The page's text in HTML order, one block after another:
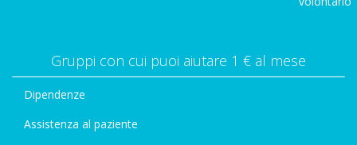
Gruppi con cui puoi aiutare 1 € al mese
Dipendenze
Assistenza al paziente